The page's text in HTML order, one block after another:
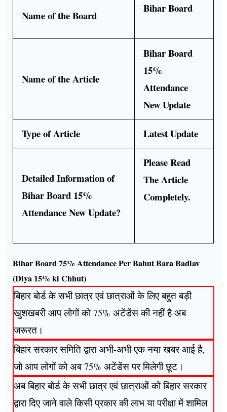
Name of the Board
Bihar Board
Name of the Article
Bihar Board
15%
Attendance
New Update
Type of Article Latest Update
Detailed Information of
Bihar Board 15%
Attendance New Update?
Please Read
The Article
Completely.
Bihar Board 75% Attendance Per Bahut Bara Badlav
(Diya 15% ki Chhut)
बिहार बोर्ड के सभी छात्र एवं छात्राओं के लिए बहुत बड़ी
खुशखबरी आप लोगों को 75% अटेंडेंस की नहीं है अब
जरूरत।
बिहार सरकार समिति द्वारा अभी-अभी एक नया खबर आई है,
जो आप लोगों को अब 75% अटेंडेंस पर मिलेगी छूट।
अब बिहार बोर्ड के सभी छात्र एवं छात्राओं को बिहार सरकार
द्वारा दिए जाने वाले किसी प्रकार की लाभ या परीक्षा में शामिल